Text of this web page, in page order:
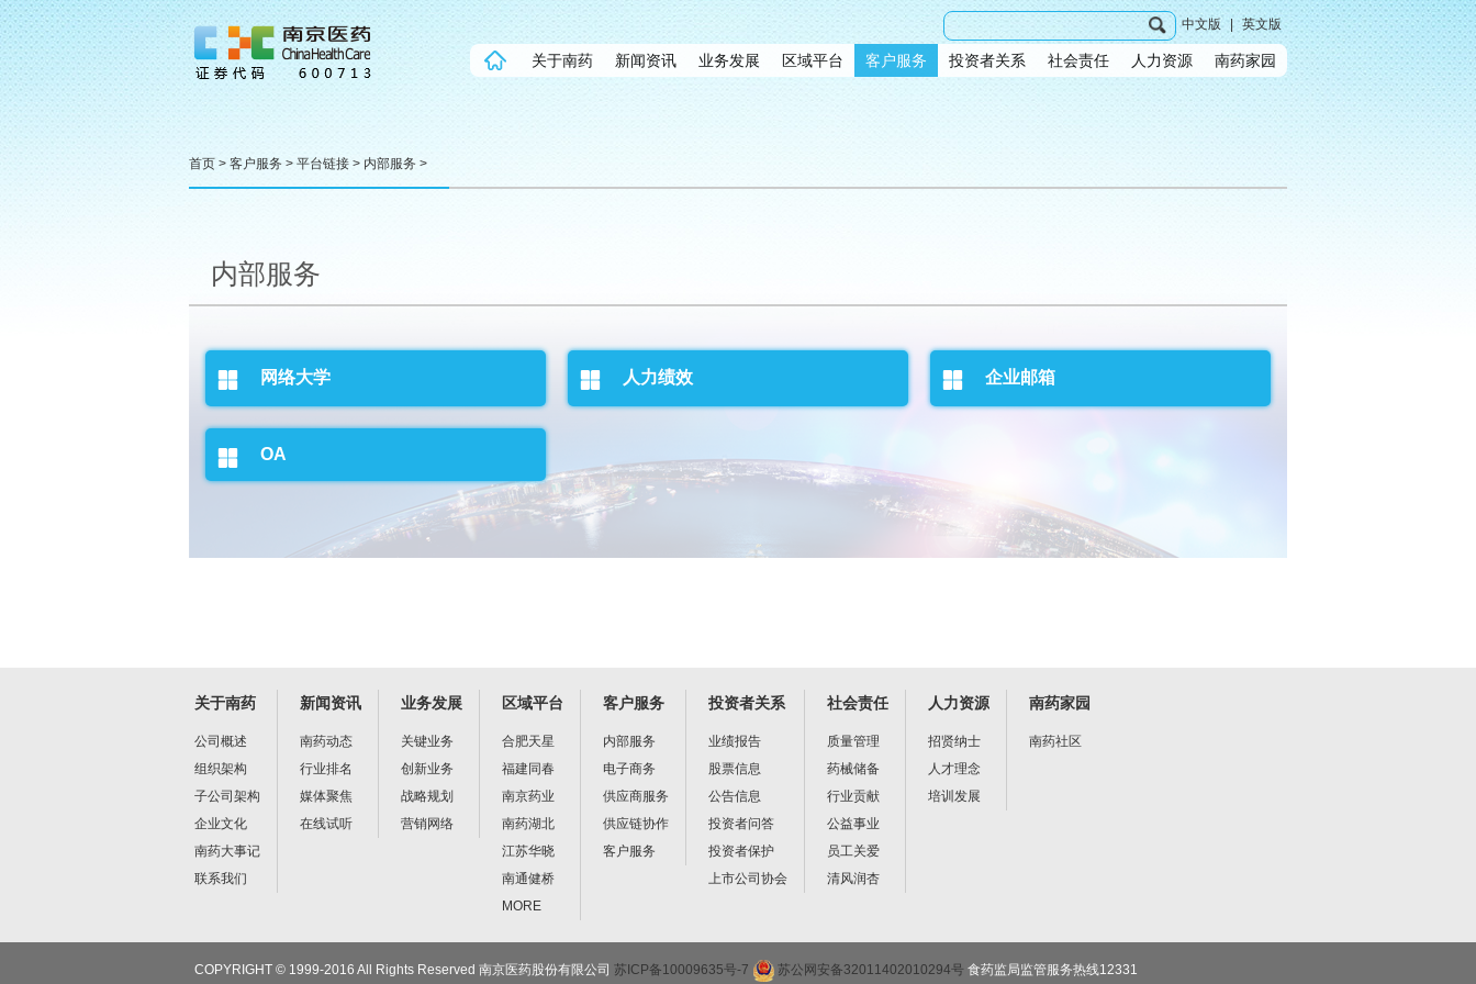
中文版 | 英文版
关于南药 新闻资讯 业务发展 区域平台 客户服务 投资者关系 社会责任 人力资源 南药家园
首页 > 客户服务 > 平台链接 > 内部服务 >
内部服务
网络大学 人力绩效 企业邮箱
OA
关于南药
公司概述
组织架构
子公司架构
企业文化
南药大事记
联系我们
新闻资讯
南药动态
行业排名
媒体聚焦
在线试听
业务发展
关键业务
创新业务
战略规划
营销网络
区域平台
合肥天星
福建同春
南京药业
南药湖北
江苏华晓
南通健桥
MORE
客户服务
内部服务
电子商务
供应商服务
供应链协作
客户服务
投资者关系
业绩报告
股票信息
公告信息
投资者问答
投资者保护
上市公司协会
社会责任
质量管理
药械储备
行业贡献
公益事业
员工关爱
清风润杏
人力资源
招贤纳士
人才理念
培训发展
南药家园
南药社区
COPYRIGHT © 1999-2016 All Rights Reserved 南京医药股份有限公司 苏ICP备10009635号-7 苏公网安备32011402010294号 食药监局监管服务热线12331